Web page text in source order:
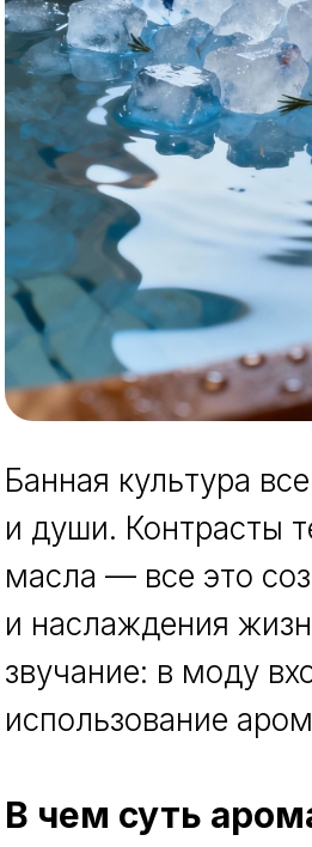
Банная культура
и души. Контрасты
масла — все это
и наслаждения
звучание: в моду
использование
В чем суть